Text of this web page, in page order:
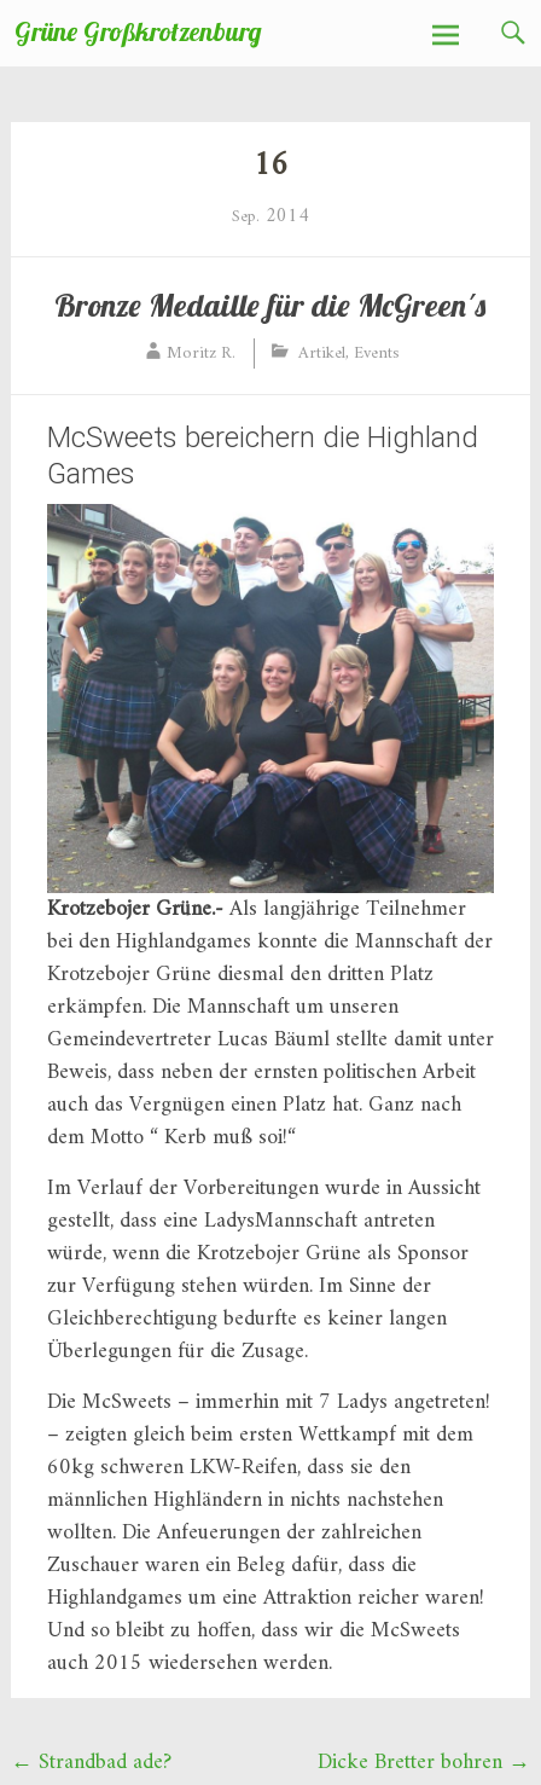
Zum
Inhalt
Grüne Großkrotzenburg
16
Sep. 2014
Bronze Medaille für die McGreen´s
Moritz R. Artikel, Events
McSweets bereichern die Highland
Games
Krotzebojer Grüne.-Als langjährige Teilnehmer
bei den Highlandgames konnte die Mannschaft der
Krotzebojer Grüne diesmal den dritten Platz
erkämpfen. Die Mannschaft um unseren
Gemeindevertreter Lucas Bäuml stellte damit unter
Beweis, dass neben der ernsten politischen Arbeit
auch das Vergnügen einen Platz hat. Ganz nach
dem Motto “ Kerb muß soi!“
Im Verlauf der Vorbereitungen wurde in Aussicht
gestellt, dass eine LadysMannschaft antreten
würde, wenn die Krotzebojer Grüne als Sponsor
zur Verfügung stehen würden. Im Sinne der
Gleichberechtigung bedurfte es keiner langen
Überlegungen für die Zusage.
Die McSweets – immerhin mit 7 Ladys angetreten!
– zeigten gleich beim ersten Wettkampf mit dem
60kg schweren LKW-Reifen, dass sie den
männlichen Highländern in nichts nachstehen
wollten. Die Anfeuerungen der zahlreichen
Zuschauer waren ein Beleg dafür, dass die
Highlandgames um eine Attraktion reicher waren!
Und so bleibt zu hoffen, dass wir die McSweets
auch 2015 wiedersehen werden.
Beitragsnavigation
← Strandbad ade? Dicke Bretter bohren →